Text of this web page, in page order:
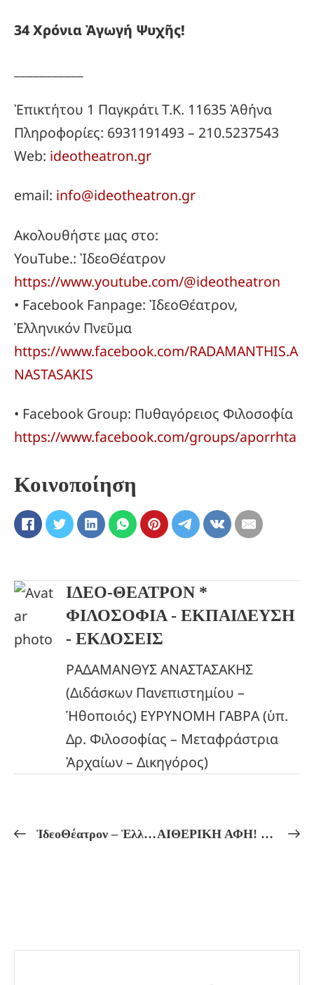
34ΧρόνιαἈγωγή Ψυχῆς!
Ἐπικτήτου 1 Παγκράτι Τ.Κ. 11635 Ἀθήνα
Πληροφορίες: 6931191493 – 210.5237543
Web: ideotheatron.gr
email: info@ideotheatron.gr
Ακολουθήστε μας στο:
YouTube.: ἸδεοΘέατρον
https://www.youtube.com/@ideotheatron
• Facebook Fanpage: ἸδεοΘέατρον,
Ἑλληνικόν Πνεῦμα
https://www.facebook.com/RADAMANTHIS.A
NASTASAKIS
• Facebook Group: Πυθαγόρειος Φιλοσοφία
https://www.facebook.com/groups/aporrhta
Κοινοποίηση
ΙΔΕΟ-ΘΕΑΤΡΟΝ *
ΦΙΛΟΣΟΦΙΑ - ΕΚΠΑΙΔΕΥΣΗ
- ΕΚΔΟΣΕΙΣ
ΡΑΔΑΜΑΝΘΥΣ ΑΝΑΣΤΑΣΑΚΗΣ
(Διδάσκων Πανεπιστημίου –
Ἡθοποιός) ΕΥΡΥΝΟΜΗ ΓΑΒΡΑ (ὑπ.
Δρ. Φιλοσοφίας – Μεταφράστρια
Ἀρχαίων – Δικηγόρος)
ἸδεοΘέατρον – Ἑλληνικόν Πνεῦμα Πρόγραμμα Μαθημάτων ἀπό 22/09 ἔως 27/09 ΑΙΘΕΡΙΚΗ ΑΦΗ! Πῶς ἀφομοιοῦμε τὶς Δυνάμεις τῆς Φύσεως μὲσω τῆς ἀφῆς! ΠΥΘΑΓΟΡΕΙΑ ΜΥΣΤΑΓΩΓΙΑ – ΠΥΘΑΓΟΡΕΙΑ ΟΜΑΔΑ! Πρακτικά Μαθήματα Πυθαγορείου Φιλοσοφίας, Αὐτογνωσίας καί Μυητικῆς Ἀγωγῆς.